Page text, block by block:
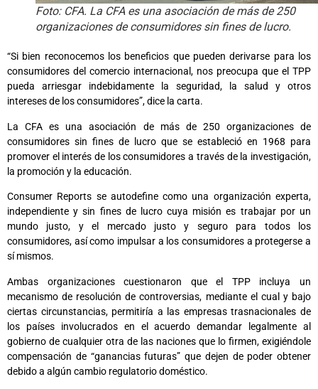
Foto: CFA. La CFA es una asociación de más de 250
organizaciones de consumidores sin fines de lucro.
“Si bien reconocemos los beneficios que pueden derivarse para los
consumidores del comercio internacional, nos preocupa que el TPP
pueda arriesgar indebidamente la seguridad, la salud y otros
intereses de los consumidores”, dice la carta.
La CFA es una asociación de más de 250 organizaciones de
consumidores sin fines de lucro que se estableció en 1968 para
promover el interés de los consumidores a través de la investigación,
la promoción y la educación.
Consumer Reports se autodefine como una organización experta,
independiente y sin fines de lucro cuya misión es trabajar por un
mundo justo, y el mercado justo y seguro para todos los
consumidores, así como impulsar a los consumidores a protegerse a
sí mismos.
Ambas organizaciones cuestionaron que el TPP incluya un
mecanismo de resolución de controversias, mediante el cual y bajo
ciertas circunstancias, permitiría a las empresas trasnacionales de
los países involucrados en el acuerdo demandar legalmente al
gobierno de cualquier otra de las naciones que lo firmen, exigiéndole
compensación de “ganancias futuras” que dejen de poder obtener
debido a algún cambio regulatorio doméstico.